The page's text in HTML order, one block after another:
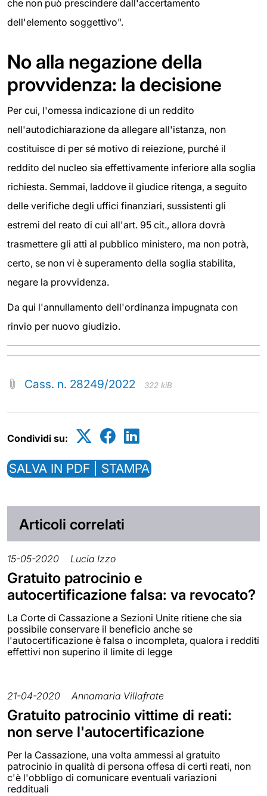
che non può prescindere dall'accertamento
dell'elemento soggettivo".
No alla negazione della
provvidenza: la decisione
Per cui, l'omessa indicazione di un reddito
nell'autodichiarazione da allegare all'istanza, non
costituisce di per sé motivo di reiezione, purché il
reddito del nucleo sia effettivamente inferiore alla soglia
richiesta. Semmai, laddove il giudice ritenga, a seguito
delle verifiche degli uffici finanziari, sussistenti gli
estremi del reato di cui all'art. 95 cit., allora dovrà
trasmettere gli atti al pubblico ministero, ma non potrà,
certo, se non vi è superamento della soglia stabilita,
negare la provvidenza.
Da qui l'annullamento dell'ordinanza impugnata con
rinvio per nuovo giudizio.
Cass. n. 28249/2022 322 kiB
Condividi su:
SALVA IN PDF | STAMPA
Articoli correlati
15-05-2020 Lucia Izzo
Gratuito patrocinio e
autocertificazione falsa: va revocato?
La Corte di Cassazione a Sezioni Unite ritiene che sia
possibile conservare il beneficio anche se
l'autocertificazione è falsa o incompleta, qualora i redditi
effettivi non superino il limite di legge
21-04-2020 Annamaria Villafrate
Gratuito patrocinio vittime di reati:
non serve l'autocertificazione
Per la Cassazione, una volta ammessi al gratuito
patrocinio in qualità di persona offesa di certi reati, non
c'è l'obbligo di comunicare eventuali variazioni
reddituali